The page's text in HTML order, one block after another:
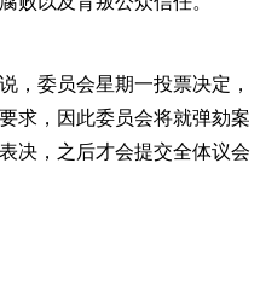
，委员会星期一投票决定，
求，因此委员会将就弹劾案
决，之后才会提交全体议会